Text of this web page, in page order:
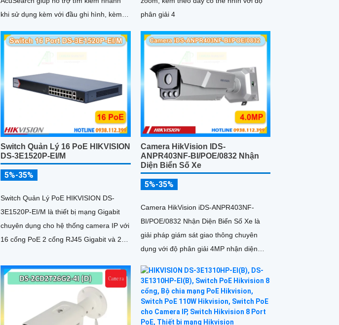
khi sử dụng kèm với đầu ghi hình, kèm
130dB, trang bị micro kép và loa hỗ trợ
phân giải 4
Switch Quản Lý 16 PoE HIKVISION
DS-3E1520P-EI/M
5%-35%
Switch Quản Lý PoE HIKVISION DS-
3E1520P-EI/M là thiết bị mạng Gigabit
chuyên dụng cho hệ thống camera IP với
16 cổng PoE 2 cổng RJ45 Gigabit và 2
Camera HikVision IDS-
ANPR403NF-BI/POE/0832 Nhận
Diện Biển Số Xe
5%-35%
Camera HikVision iDS-ANPR403NF-
BI/POE/0832 Nhận Diện Biển Số Xe là
giải pháp giám sát giao thông chuyên
dụng với độ phân giải 4MP nhận diện
120km/h cảm biến 1/1